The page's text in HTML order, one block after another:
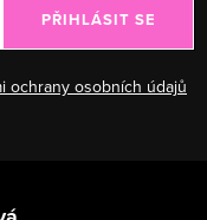
ochrany osobních údajů
PŘIHLÁSIT SE